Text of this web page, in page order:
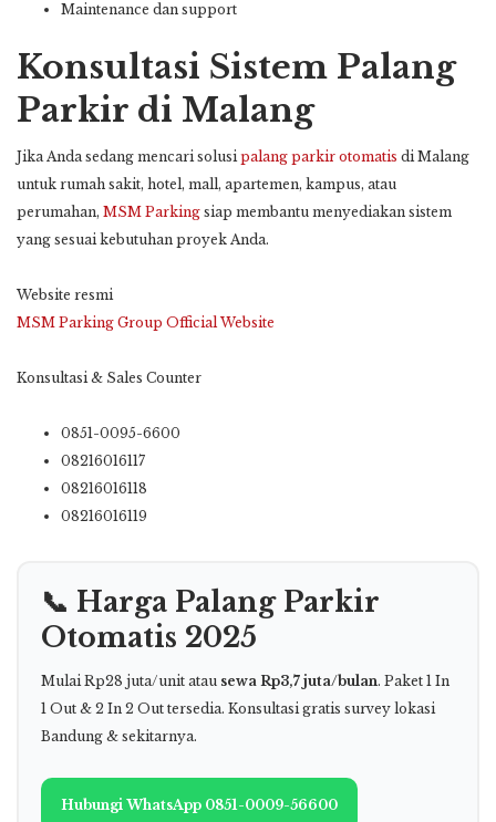
Maintenance dan support
Konsultasi Sistem Palang
Parkir di Malang
Jika Anda sedang mencari solusipalang parkir otomatis di Malang
untuk rumah sakit, hotel, mall, apartemen, kampus, atau
perumahan, MSM Parking siap membantu menyediakan sistem
yang sesuai kebutuhan proyek Anda.
Website resmi
MSM Parking Group Official Website
Konsultasi & Sales Counter
0851-0095-6600
08216016117
08216016118
08216016119
📞 Harga Palang Parkir
Otomatis 2025
Mulai Rp28 juta/unit atau sewa Rp3,7 juta/bulan. Paket 1 In
1 Out & 2 In 2 Out tersedia. Konsultasi gratis survey lokasi
Bandung & sekitarnya.
Hubungi WhatsApp 0851-0009-56600